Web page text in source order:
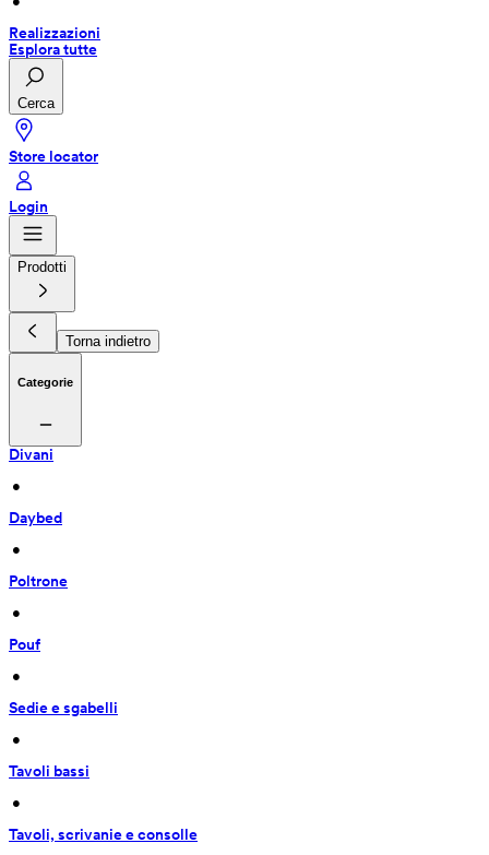
Realizzazioni
Esplora tutte
Cerca
Store locator
Login
Prodotti
Torna indietro
Categorie
Divani
•
Daybed
•
Poltrone
•
Pouf
•
Sedie e sgabelli
•
Tavoli bassi
•
Tavoli, scrivanie e consolle